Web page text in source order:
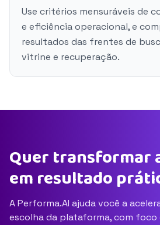
Use critérios mensuráveis de
e eficiência operacional, e
resultados das frentes de
vitrine e recuperação.
Quer transformar
em resultado
A Performa.AI ajuda você a
escolha da plataforma, com